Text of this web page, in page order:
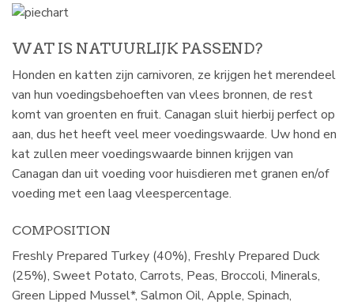
WAT IS NATUURLIJK PASSEND?
Honden en katten zijn carnivoren, ze krijgen het merendeel
van hun voedingsbehoeften van vlees bronnen, de rest
komt van groenten en fruit. Canagan sluit hierbij perfect op
aan, dus het heeft veel meer voedingswaarde. Uw hond en
kat zullen meer voedingswaarde binnen krijgen van
Canagan dan uit voeding voor huisdieren met granen en/of
voeding met een laag vleespercentage.
COMPOSITION
Freshly Prepared Turkey (40%), Freshly Prepared Duck
(25%), Sweet Potato, Carrots, Peas, Broccoli, Minerals,
Green Lipped Mussel*, Salmon Oil, Apple, Spinach,